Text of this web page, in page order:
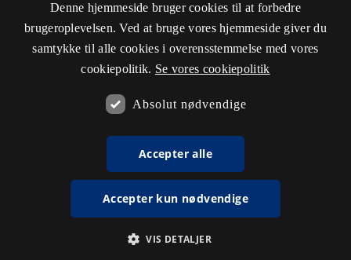
Denne hjemmeside bruger cookies til at forbedre
brugeroplevelsen. Ved at bruge vores hjemmeside giver du
samtykke til alle cookies i overensstemmelse med vores
cookiepolitik. Se vores cookiepolitik
Absolut nødvendige
Accepter alle
Accepter kun nødvendige
VIS DETALJER